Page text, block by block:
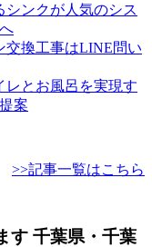
ンクが人気のシス
交換工事はLINE問い
レとお風呂を実現す
案
>>記事一覧はこちら
す 千葉県・千葉